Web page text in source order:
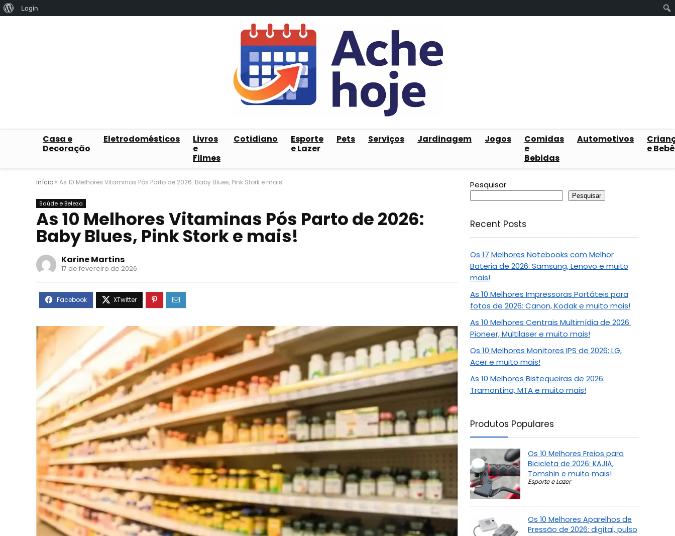
Sobre
Login
Casa e
Decoração
Eletrodomésticos
Livros
e
Filmes
Cotidiano
Esporte
e Lazer
Pets Serviços Jardinagem Jogos
Comidas
e
Bebidas
Automotivos
e
Início » As 10 Melhores Vitaminas Pós Parto de 2026: Baby Blues, Pink Stork e mais!
Saúde e Beleza
As 10 Melhores Vitaminas Pós Parto de 2026:
Baby Blues, Pink Stork e mais!
Karine Martins
17 de fevereiro de 2026
Pesquisar
Pesquisar
Recent Posts
Os 17 Melhores Notebooks com Melhor
Bateria de 2026: Samsung, Lenovo e muito
mais!
As 10 Melhores Impressoras Portáteis para
fotos de 2026: Canon, Kodak e muito mais!
As 10 Melhores Centrais Multimídia de 2026:
Pioneer, Multilaser e muito mais!
Os 10 Melhores Monitores IPS de 2026: LG,
Acer e muito mais!
As 10 Melhores Bistequeiras de 2026:
Tramontina, MTA e muito mais!
Produtos Populares
Os 10 Melhores Freios para
Bicicleta de 2026: KAJIA,
Tomshin e muito mais!
Esporte e Lazer
Os 10 Melhores Aparelhos de
Pressão de 2026: digital, pulso